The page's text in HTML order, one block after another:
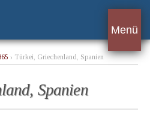
Menü
› Türkei, Griechenland, Spanien
Spanien